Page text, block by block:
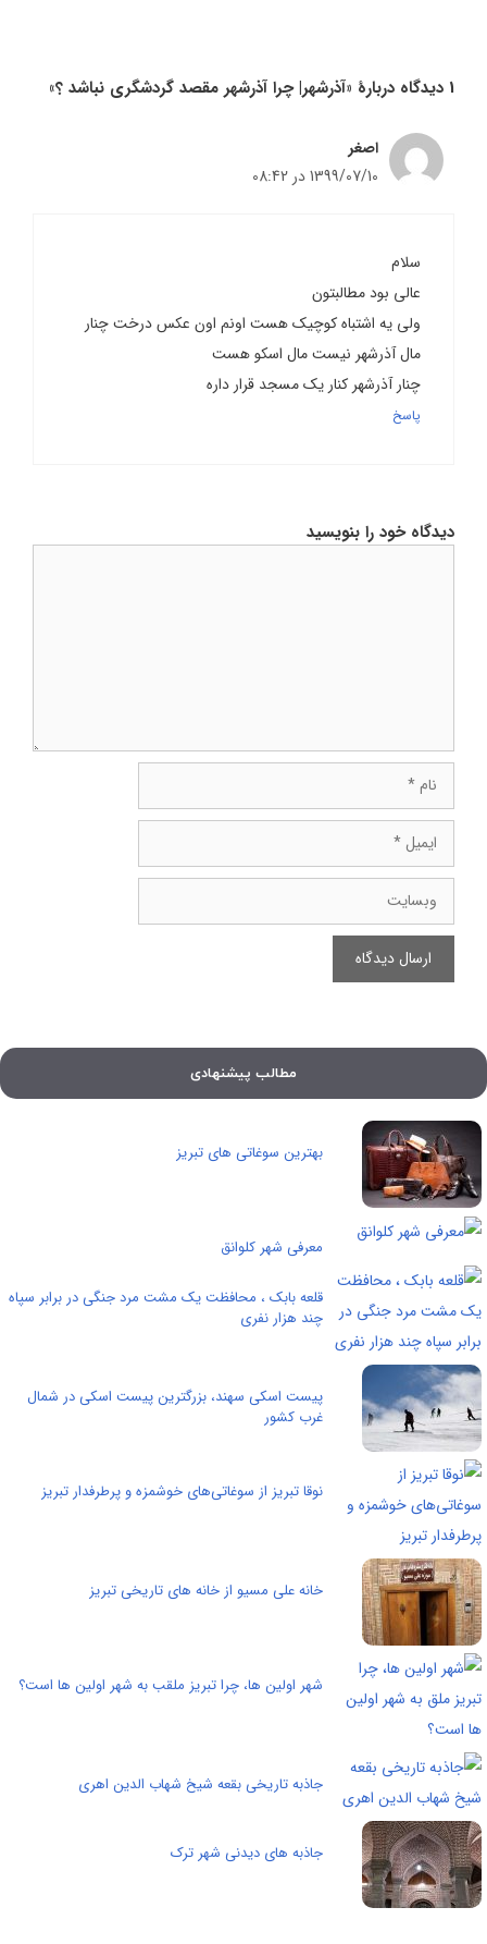
1 دیدگاه دربارهٔ «آذرشهر| چرا آذرشهر مقصد گردشگری نباشد ؟»
اصغر
1399/07/10 در 08:42
سلام
عالی بود مطالبتون
ولی یه اشتباه کوچیک هست اونم اون عکس درخت چنار
مال آذرشهر نیست مال اسکو هست
چنار آذرشهر کنار یک مسجد قرار داره
پاسخ
دیدگاه خود را بنویسید
ایمیل
وبسایت
مطالب پیشنهادی
بهترین سوغاتی های تبریز
معرفی شهر کلوانق
قلعه بابک ، محافظت یک مشت مرد جنگی در برابر سپاه
چند هزار نفری
پیست اسکی سهند، بزرگترین پیست اسکی در شمال
غرب کشور
نوقا تبریز از سوغاتی‌های خوشمزه و پرطرفدار تبریز
خانه علی مسیو از خانه های تاریخی تبریز
شهر اولین ها، چرا تبریز ملقب به شهر اولین ها است؟
جاذبه تاریخی بقعه شیخ شهاب الدین اهری
جاذبه های دیدنی شهر ترک